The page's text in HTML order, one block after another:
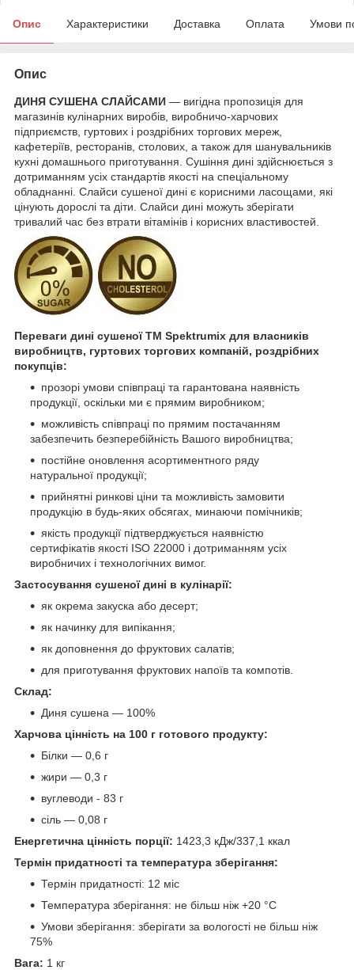
Опис Характеристики Доставка Оплата Умови
Опис
ДИНЯ СУШЕНА СЛАЙСАМИ — вигідна пропозиція для
магазинів кулінарних виробів, виробничо-харчових
підприємств, гуртових і роздрібних торгових мереж,
кафетеріїв, ресторанів, столових, а також для шанувальників
кухні домашнього приготування. Сушіння дині здійснюється з
дотриманням усіх стандартів якості на спеціальному
обладнанні. Слайси сушеної дині є корисними ласощами, які
цінують дорослі та діти. Слайси дині можуть зберігати
тривалий час без втрати вітамінів і корисних властивостей.
Переваги дині сушеної ТМ Spektrumix для власників
виробництв, гуртових торгових компаній, роздрібних
покупців:
прозорі умови співпраці та гарантована наявність
продукції, оскільки ми є прямим виробником;
можливість співпраці по прямим постачанням
забезпечить безперебійність Вашого виробництва;
постійне оновлення асортиментного ряду
натуральної продукції;
прийнятні ринкові ціни та можливість замовити
продукцію в будь-яких обсягах, минаючи помічників;
якість продукції підтверджується наявністю
сертифікатів якості ISO 22000 і дотриманням усіх
виробничих і технологічних вимог.
Застосування сушеної дині в кулінарії:
як окрема закуска або десерт;
як начинку для випікання;
як доповнення до фруктових салатів;
для приготування фруктових напоїв та компотів.
Склад:
Диня сушена — 100%
Харчова цінність на 100 г готового продукту:
Білки — 0,6 г
жири — 0,3 г
вуглеводи - 83 г
сіль — 0,08 г
Енергетична цінність порції: 1423,3 кДж/337,1 ккал
Термін придатності та температура зберігання:
Термін придатності: 12 міс
Температура зберігання: не більш ніж +20 °C
Умови зберігання: зберігати за вологості не більш ніж
75%
Вага: 1 кг